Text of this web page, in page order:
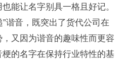
能让名字别具一格且好记。
”谐音，既突出了货代公司在
又因为谐音的趣味性而更容
的名字在保持行业特性的基